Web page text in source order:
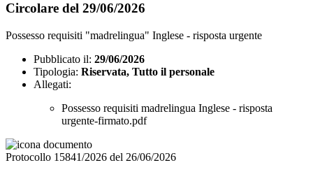
Circolare del 29/06/2026
Possesso requisiti "madrelingua" Inglese - risposta urgente
Pubblicato il: 29/06/2026
Tipologia: Riservata, Tutto il personale
Allegati:
Possesso requisiti madrelingua Inglese - risposta
urgente-firmato.pdf
Protocollo 15841/2026 del 26/06/2026